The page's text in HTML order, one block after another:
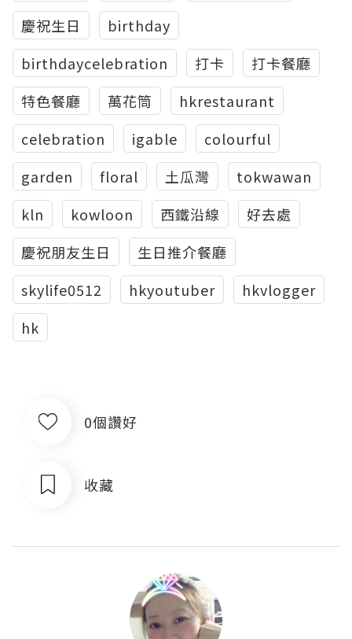
慶祝生日
birthday
birthdaycelebration
打卡
打卡餐廳
特色餐廳
萬花筒
hkrestaurant
celebration
igable
colourful
garden
floral 土瓜灣
tokwawan
kln
kowloon 西鐵沿線
好去處
慶祝朋友生日
生日推介餐廳
skylife0512
hkyoutuber
hkvlogger
hk
0個讚好
收藏